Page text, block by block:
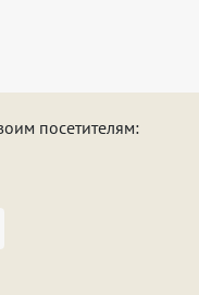
посетителям: